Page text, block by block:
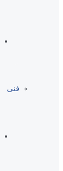
فنی